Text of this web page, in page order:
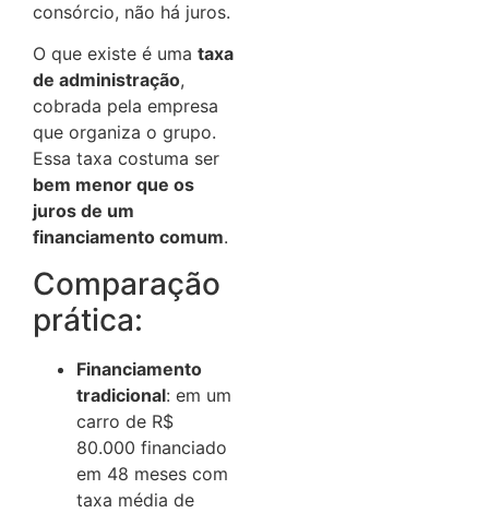
consórcio, não há juros.
O que existe é uma taxa
de administração,
cobrada pela empresa
que organiza o grupo.
Essa taxa costuma ser
bem menor que os
juros de um
financiamento comum.
Comparação
prática:
Financiamento
tradicional: em um
carro de R$
80.000 financiado
em 48 meses com
taxa média de